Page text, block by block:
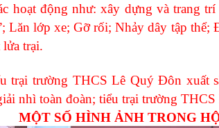
động như: xây dựng và trang trí
Lăn lớp xe; Gỡ rối; Nhảy dây tập thể;
trại.
trường THCS Lê Quý Đôn xuất
nhì toàn đoàn; tiểu trại trường THCS
MỘT SỐ HÌNH ẢNH TRONG